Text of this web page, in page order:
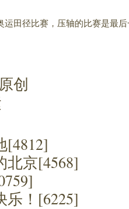
径比赛，压轴的比赛是最后
创
[4812]
北京[4568]
乐！[6225]